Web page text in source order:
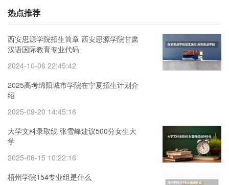
热点推荐
西安思源学院招生简章 西安思源学院甘肃
汉语国际教育专业代码
2024-10-06 22:45:42
2025高考绵阳城市学院在宁夏招生计划介
绍
2025-09-20 14:45:16
大学文科录取线 张雪峰建议500分女生大
学
2025-08-15 10:22:16
梧州学院154专业组是什么